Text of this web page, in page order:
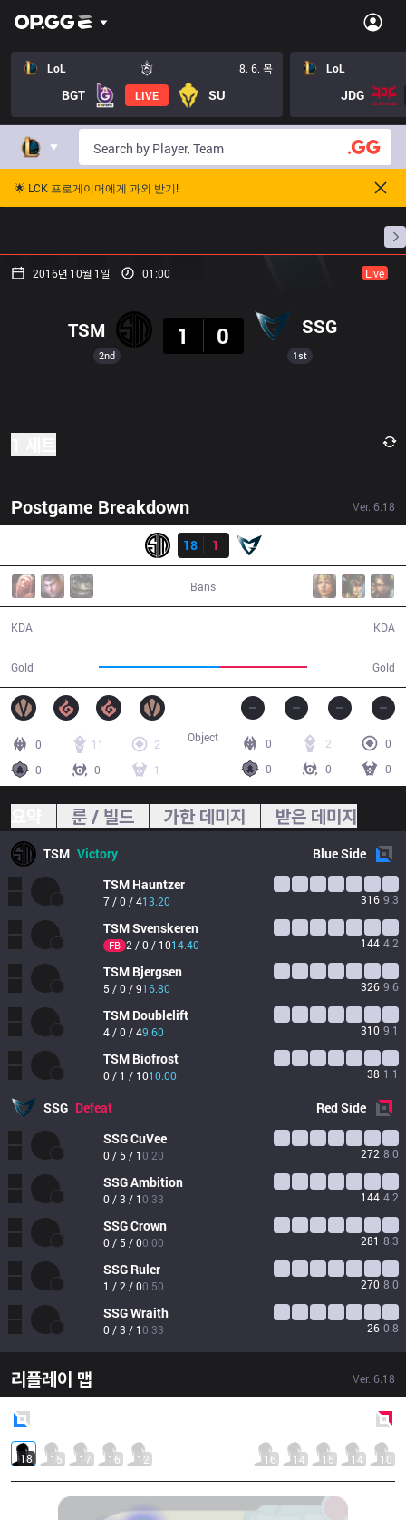
LoL 8. 6. 목
BGT LIVE SU
LoL
JDG
🌟 LCK 프로게이머에게 과외 받기!
프로빌
2016년 10월 1일 01:00 Live
2nd
TSM
1
0 SSG
1st
Postgame Breakdown Ver. 6.18
18
1
Bans
KDA
Gold Gold
KDA
0 11
2
0
0 1
0 2
0
0
0 0
Object
룬 / 빌드 가한 데미지 받은 데미지
TSM Victory BlueSide
TSM Hauntzer
7 / 0 / 413.20 316 9.3
TSMSvenskeren
FB 2 / 0 / 1014.40 144 4.2
TSM Bjergsen
5 / 0 / 916.80 326 9.6
TSM Doublelift
4 / 0 / 49.60 310 9.1
TSM Biofrost
0 / 1 / 1010.00 38 1.1
SSG Defeat RedSide
SSGCuVee
0 / 5 / 10.20 272 8.0
SSGAmbition
0 / 3 / 10.33 144 4.2
SSGCrown
0 / 5 / 00.00 281 8.3
SSG Ruler
1 / 2 / 00.50 270 8.0
SSGWraith
0 / 3 / 10.33 26 0.8
리플레이 맵 Ver. 6.18
18 15 17 16 12 16 14 15 14 10